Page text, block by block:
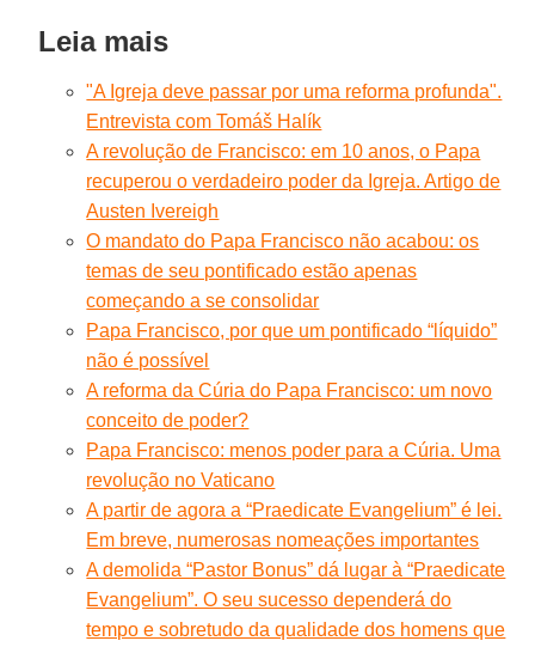
Leia mais
"A Igreja deve passar por uma reforma profunda".
Entrevista com Tomáš Halík
A revolução de Francisco: em 10 anos, o Papa
recuperou o verdadeiro poder da Igreja. Artigo de
Austen Ivereigh
O mandato do Papa Francisco não acabou: os
temas de seu pontificado estão apenas
começando a se consolidar
Papa Francisco, por que um pontificado “líquido”
não é possível
A reforma da Cúria do Papa Francisco: um novo
conceito de poder?
Papa Francisco: menos poder para a Cúria. Uma
revolução no Vaticano
A partir de agora a “Praedicate Evangelium” é lei.
Em breve, numerosas nomeações importantes
A demolida “Pastor Bonus” dá lugar à “Praedicate
Evangelium”. O seu sucesso dependerá do
tempo e sobretudo da qualidade dos homens que